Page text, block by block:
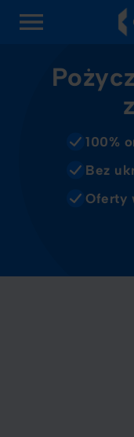
100%
Bez
Oferty